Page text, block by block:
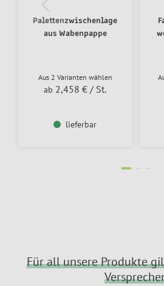
Palettenzwischenlage
aus Wabenpappe
Aus 2 Varianten wählen
ab 2,458 € / St.
lieferbar
Für all unsere Produkte